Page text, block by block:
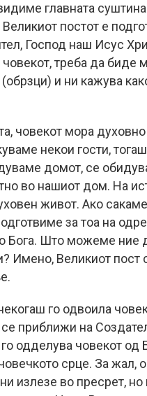
главната
постот е
Господ наш Исус
треба да биде
и ни кажува
човекот мора
некои гости,
домот, се
во нашиот дом. На
живот. Ако
за тоа на
Бога. Што можеме ние
Имено, Великиот пост
го одвоила
приближи на
одделува човекот од
срце. За жал,
излезе во пресрет,